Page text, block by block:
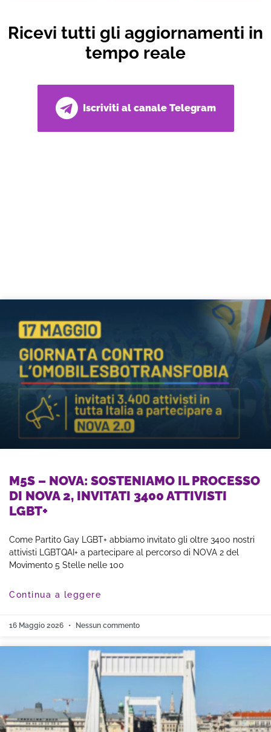
Ricevi tutti gli aggiornamenti in
tempo reale
Iscriviti al canale Telegram
M5S – NOVA: SOSTENIAMO IL PROCESSO
DI NOVA 2, INVITATI 3400 ATTIVISTI
LGBT+
Come Partito Gay LGBT+ abbiamo invitato gli oltre 3400 nostri
attivisti LGBTQAI+ a partecipare al percorso di NOVA 2 del
Movimento 5 Stelle nelle 100
Continua a leggere
16 Maggio 2026 Nessun commento